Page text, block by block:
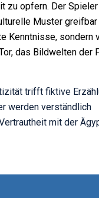
zu opfern. Der
Muster
Kenntnisse,
das Bildwelten
trifft fiktive
werden verständlich
mit der